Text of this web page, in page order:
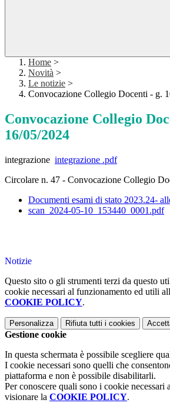
Home >
Novità >
Le notizie >
Convocazione Collegio Docenti - g.
Convocazione Collegio
16/05/2024
integrazione integrazione .pdf
Circolare n. 47 - Convocazione Collegio
Documenti esami di stato 2023.24-
scan_2024-05-10_153440_0001.pdf
Notizie
Questo sito o gli strumenti terzi da questo
cookie necessari al funzionamento ed utili
COOKIE POLICY.
Personalizza Rifiuta tutti i cookies
Gestione cookie
In questa schermata è possibile scegliere
I cookie necessari sono quelli che
piattaforma e non è possibile disabilitarli.
Per conoscere quali sono i cookie necessari
visionare la COOKIE POLICY.